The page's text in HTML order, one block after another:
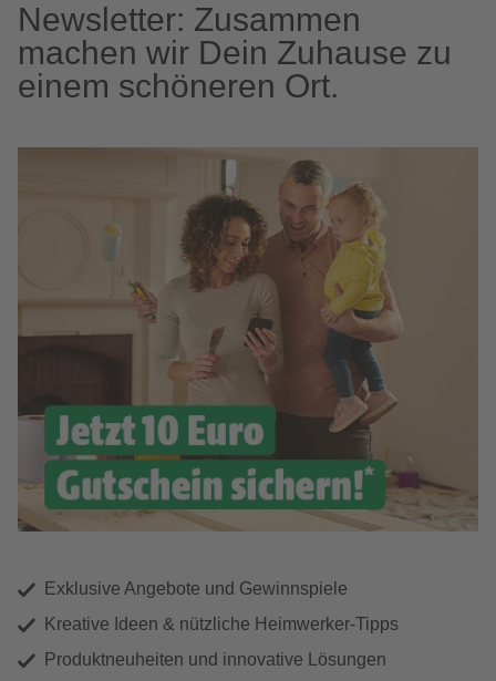
Newsletter: Zusammen
machen wir Dein Zuhause zu
einem schöneren Ort.
Exklusive Angebote und Gewinnspiele
Kreative Ideen & nützliche Heimwerker-Tipps
Produktneuheiten und innovative Lösungen